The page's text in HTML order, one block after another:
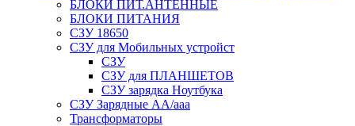
БЛОКИ ПИТ.АНТЕННЫЕ
БЛОКИ ПИТАНИЯ
СЗУ 18650
СЗУ для Мобильных устройст
СЗУ
СЗУ для ПЛАНШЕТОВ
СЗУ зарядка Ноутбука
СЗУ Зарядные АА/ааа
Трансформаторы